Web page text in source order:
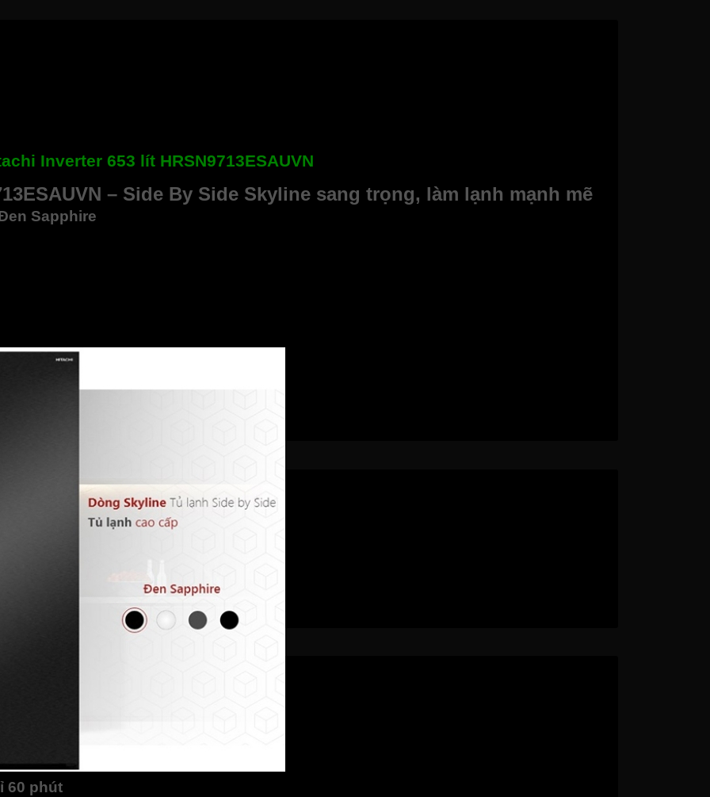
Inverter 653 lít HRSN9713ESAUVN
– Side By Side Skyline sang trọng, làm lạnh mạnh mẽ
Sapphire
điều chỉnh nhiệt độ 27 lít) và ngăn đông 242 lít, mang đến không gian lưu trữ rộng rãi cho gia đình đông
side by side Hitachi này vừa bề thế vừa tinh tế trong không gian bếp hiện đại.
60 phút